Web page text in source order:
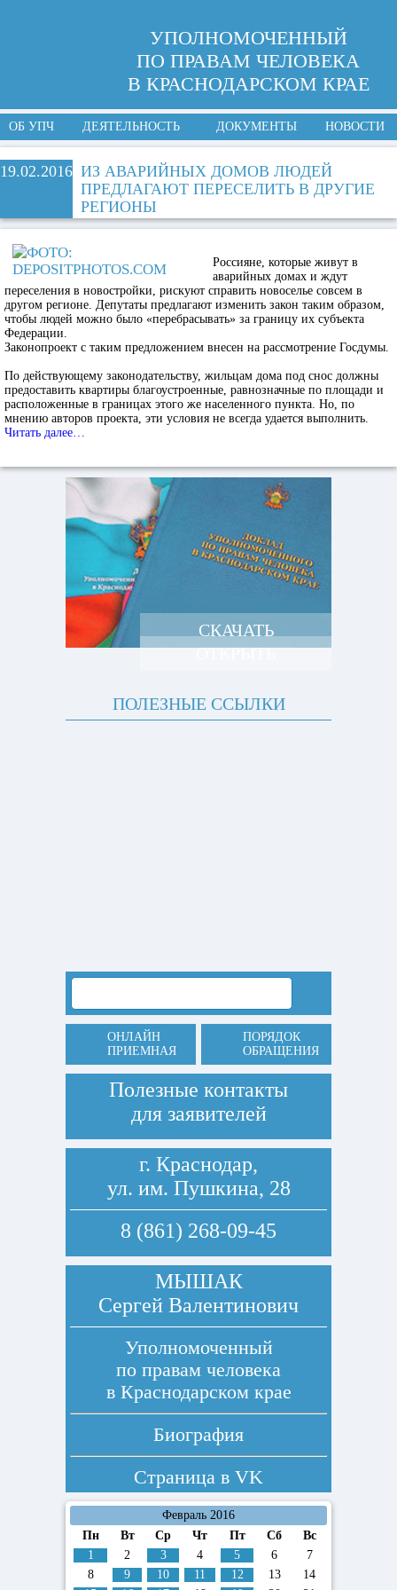
УПОЛНОМОЧЕННЫЙ
ПО ПРАВАМ ЧЕЛОВЕКА
В КРАСНОДАРСКОМ КРАЕ
ОБ УПЧ ДЕЯТЕЛЬНОСТЬ ДОКУМЕНТЫ НОВОСТИ
19.02.2016 ИЗ АВАРИЙНЫХ ДОМОВ ЛЮДЕЙ
ПРЕДЛАГАЮТ ПЕРЕСЕЛИТЬ В ДРУГИЕ
РЕГИОНЫ
Россияне, которые живут в
аварийных домах и ждут
переселения в новостройки, рискуют справить новоселье совсем в
другом регионе. Депутаты предлагают изменить закон таким образом,
чтобы людей можно было «перебрасывать» за границу их субъекта
Федерации.
Законопроект с таким предложением внесен на рассмотрение Госдумы.
По действующему законодательству, жильцам дома под снос должны
предоставить квартиры благоустроенные, равнозначные по площади и
расположенные в границах этого же населенного пункта. Но, по
мнению авторов проекта, эти условия не всегда удается выполнить.
Читать далее…
СКАЧАТЬ
ОТКРЫТЬ
ПОЛЕЗНЫЕ ССЫЛКИ
ОНЛАЙН
ПРИЕМНАЯ
ПОРЯДОК
ОБРАЩЕНИЯ
Полезные контакты
для заявителей
г. Краснодар,
ул. им. Пушкина, 28
8 (861) 268-09-45
МЫШАК
Сергей Валентинович
Уполномоченный
по правам человека
в Краснодарском крае
Биография
Страница в VK
Февраль 2016
Пн
Вт Ср Чт Пт Сб
Вс
1
2 3 4 5 6
7
8
9 10 11 12 13
14